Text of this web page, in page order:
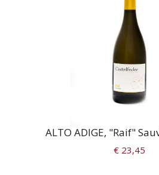
ALTO ADIGE, "Raif"
€ 23,45